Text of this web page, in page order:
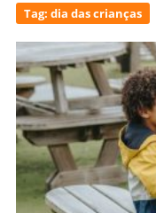
Tag: dia das crianças